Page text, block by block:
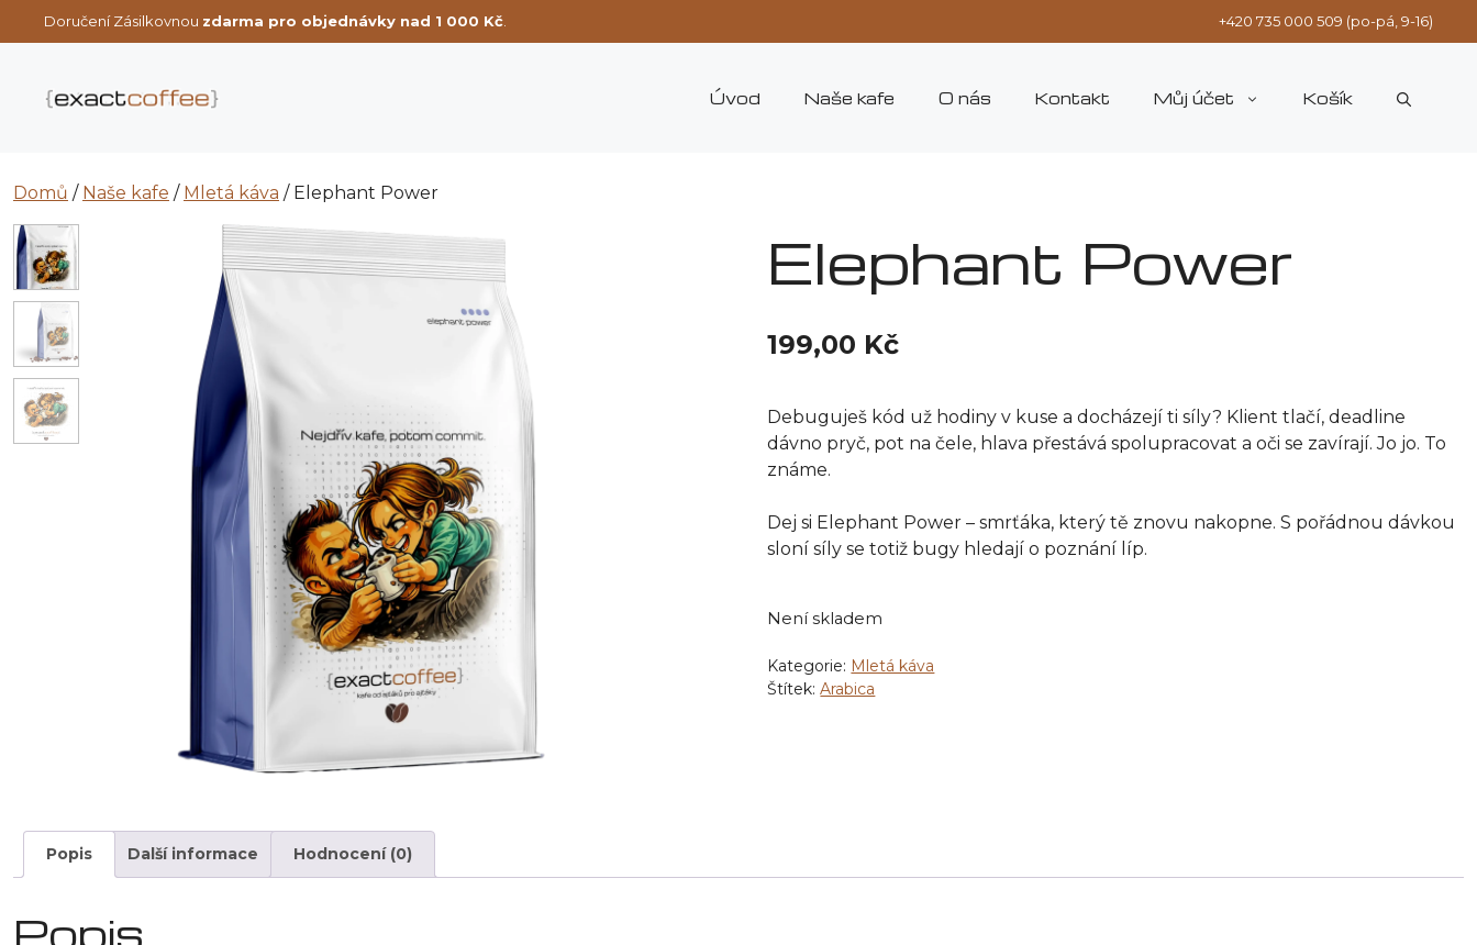
Přeskočit
na
+420 735 000 509 (po-pá, 9-16)
Doručení Zásilkovnou zdarma pro objednávky nad 1 000 Kč
Úvod Naše kafe O nás Kontakt Můj účet Košík
Domů / Naše kafe / Mletá káva / Elephant Power
Elephant Power
199,00 Kč
Debuguješ kód už hodiny v kuse a docházejí ti síly? Klient tlačí, deadline
dávno pryč, pot na čele, hlava přestává spolupracovat a oči se zavírají. Jo jo. To
známe.
Dej si Elephant Power – smrťáka, který tě znovu nakopne. S pořádnou dávkou
sloní síly se totiž bugy hledají o poznání líp.
Není skladem
Kategorie: Mletá káva
Štítek:Arabica
Popis Další informace Hodnocení (0)
Popis